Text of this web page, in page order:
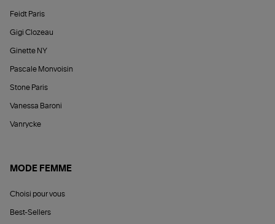
Feidt Paris
Gigi Clozeau
Ginette NY
Pascale Monvoisin
Stone Paris
Vanessa Baroni
Vanrycke
MODE FEMME
Choisi pour vous
Best-Sellers